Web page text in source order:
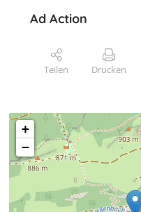
Ad Action
Teilen Drucken
+
−